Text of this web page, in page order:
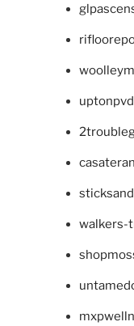
walkers-